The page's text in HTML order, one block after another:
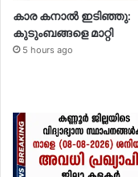
കാര കനാൽ ഇടിഞ്ഞു:
കുടുംബങ്ങളെ മാറ്റി
5 hours ago